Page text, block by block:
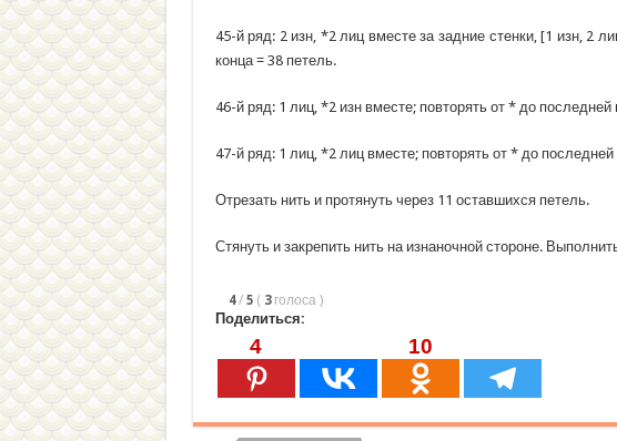
45-й ряд: 2 изн, *2 лиц вместе за задние стенки, [1 изн, 2
конца = 38 петель.
46-й ряд: 1 лиц, *2 изн вместе; повторять от * до последней
47-й ряд: 1 лиц, *2 лиц вместе; повторять от * до последней
Отрезать нить и протянуть через 11 оставшихся петель.
Стянуть и закрепить нить на изнаночной стороне.
4 / 5 ( 3 голоса )
Поделиться:
4 10